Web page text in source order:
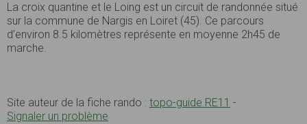
La croix quantine et le Loing est un circuit de randonnée situé
sur la commune de Nargis en Loiret (45). Ce parcours
d’environ 8.5 kilomètres représente en moyenne 2h45 de
marche.
Site auteur de la fiche rando : topo-guide RE11 -
Signaler un problème